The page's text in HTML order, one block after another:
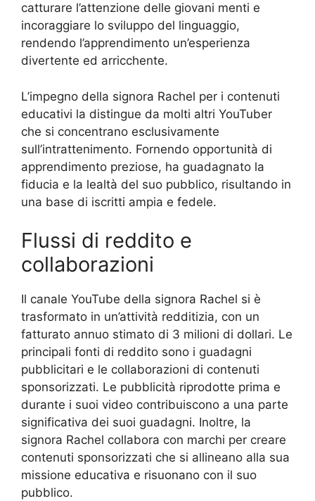
catturare l’attenzione delle giovani menti e
incoraggiare lo sviluppo del linguaggio,
rendendo l’apprendimento un’esperienza
divertente ed arricchente.
L’impegno della signora Rachel per i contenuti
educativi la distingue da molti altri YouTuber
che si concentrano esclusivamente
sull’intrattenimento. Fornendo opportunità di
apprendimento preziose, ha guadagnato la
fiducia e la lealtà del suo pubblico, risultando in
una base di iscritti ampia e fedele.
Flussi di reddito e
collaborazioni
Il canale YouTube della signora Rachel si è
trasformato in un’attività redditizia, con un
fatturato annuo stimato di 3 milioni di dollari. Le
principali fonti di reddito sono i guadagni
pubblicitari e le collaborazioni di contenuti
sponsorizzati. Le pubblicità riprodotte prima e
durante i suoi video contribuiscono a una parte
significativa dei suoi guadagni. Inoltre, la
signora Rachel collabora con marchi per creare
contenuti sponsorizzati che si allineano alla sua
missione educativa e risuonano con il suo
pubblico.